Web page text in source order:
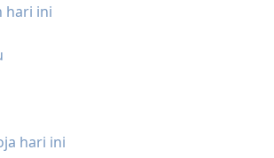
hari ini
hari ini